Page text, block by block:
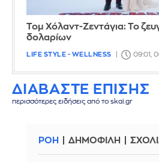
Τομ Χόλαντ-Ζεντάγια: Το
δολαρίων
LIFE STYLE - WELLNESS 09:01,
ΔΙΑΒΑΣΤΕ ΕΠΙΣΗΣ
περισσότερες ειδήσεις από το skai.gr
ΡΟΗ ΔΗΜΟΦΙΛΗ